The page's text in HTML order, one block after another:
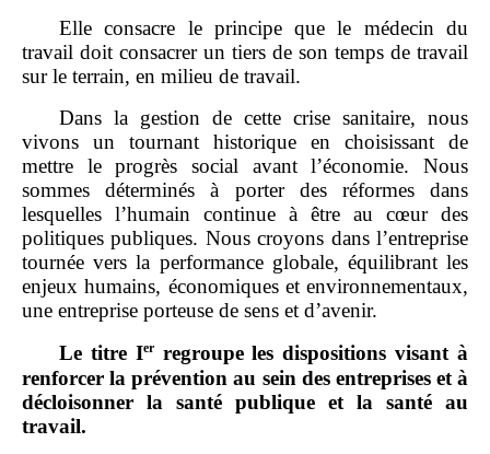
Elle consacre le principe que le médecin du
travail doit consacrer un tiers de son temps de travail
sur le terrain, en milieu de travail.
Dans la gestion de cette crise sanitaire, nous
vivons un tournant historique en choisissant de
mettre le progrès social avant l’économie. Nous
sommes déterminés à porter des réformes dans
lesquelles l’humain continue à être au cœur des
politiques publiques. Nous croyons dans l’entreprise
tournée vers la performance globale, équilibrant les
enjeux humains, économiques et environnementaux,
une entreprise porteuse de sens et d’avenir.
Le titre Ierregroupe les dispositions visant à
renforcer la prévention au sein des entreprises et à
décloisonner la santé publique et la santé au
travail.